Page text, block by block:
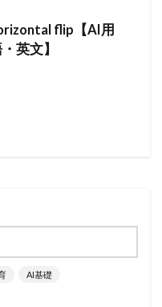
flip【AI用
英文】
AI基礎